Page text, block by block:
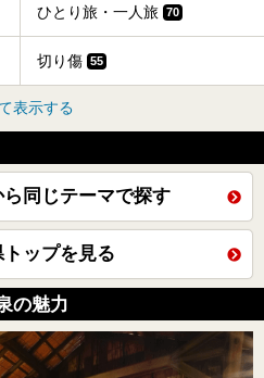
ひとり旅・一人旅 70
切り傷 55
表示する
同じテーマで探す
ップを見る
の魅力